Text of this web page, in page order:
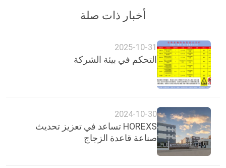
أخبار ذات صلة
2025-10-31
التحكم في بيئة الشركة
2024-10-30
HOREXS تساعد في تعزيز تحديث
صناعة قاعدة الزجاج